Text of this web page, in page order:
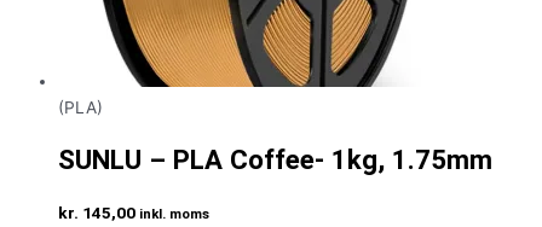
(PLA)
SUNLU – PLA Coffee- 1kg, 1.75mm
kr. 145,00 inkl. moms